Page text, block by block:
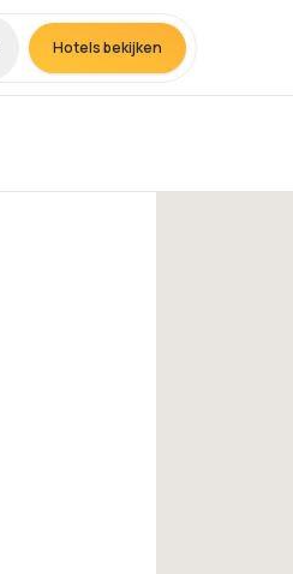
Hotels bekijken